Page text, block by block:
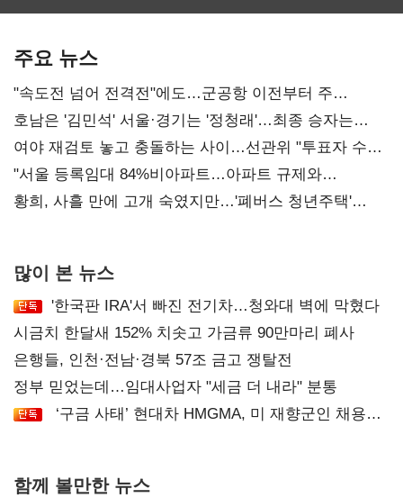
주요 뉴스
"속도전 넘어 전격전"에도…군공항 이전부터 주
52시간까지 '뇌관'
호남은 '김민석' 서울·경기는 '정청래'…최종 승자는
'안갯속'
여야 재검토 놓고 충돌하는 사이…선관위 "투표자 수
오차 당연"
"서울 등록임대 84%비아파트…아파트 규제와
달리해야"
황희, 사흘 만에 고개 숙였지만…'폐버스 청년주택'
많이 본 뉴스
'한국판 IRA'서 빠진 전기차…청와대 벽에 막혔다
시금치 한달새 152% 치솟고 가금류 90만마리 폐사
은행들, 인천·전남·경북 57조 금고 쟁탈전
정부 믿었는데…임대사업자 "세금 더 내라" 분통
‘구금 사태’ 현대차 HMGMA, 미 재향군인 채용
함께 볼만한 뉴스